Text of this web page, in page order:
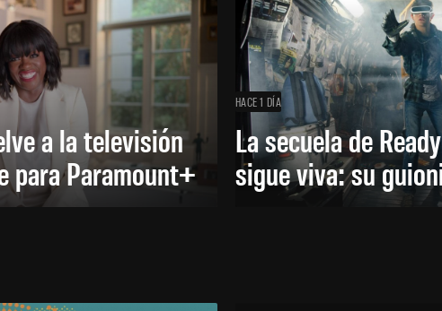
a la televisión
para Paramount+
HACE 1 DÍA
La secuela de
sigue viva: su